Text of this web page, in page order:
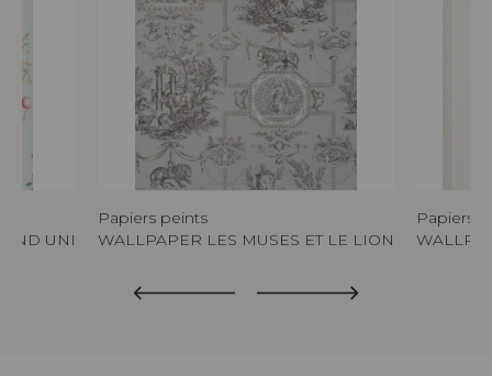
UNI
Papiers peints
WALLPAPER LES MUSES ET LE LION
Papiers